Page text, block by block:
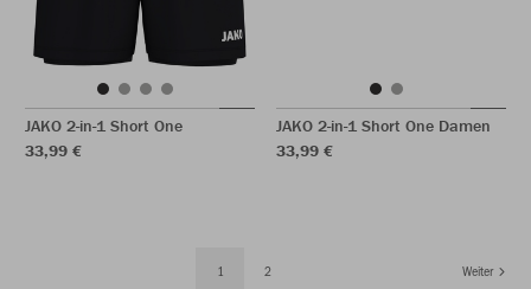
JAKO 2-in-1 Short One
33,99 €
JAKO 2-in-1 Short One Damen
33,99 €
1 2 Weiter